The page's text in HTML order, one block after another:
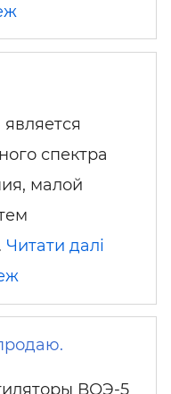
спектра
малой
Читати далі
ВОЭ-5